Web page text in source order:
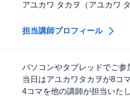
アユカワ タカヲ（アユカワ タ
担当講師プロフィール
パソコンやタブレッドでご参
当日はアユカワタカヲが8コマ
4コマを他の講師が担当いたし